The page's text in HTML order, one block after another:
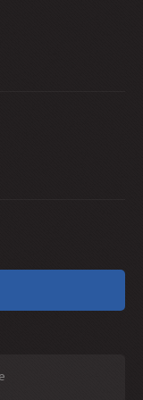
Nang Tama?
ng Diyos?
Mambabasa